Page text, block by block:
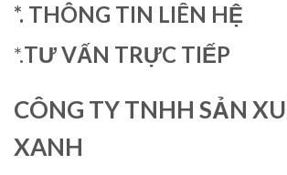
*. THÔNG TIN LIÊN HỆ
*.TƯ VẤN TRỰC TIẾP
CÔNG TY TNHH SẢN
XANH